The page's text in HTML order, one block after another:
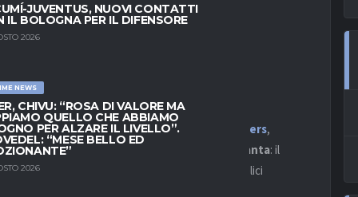
JUVENTUS, NUOVI CONTATTI
IL BOLOGNA PER IL DIFENSORE
2026
NEWS
CHIVU: “ROSA DI VALORE MA
QUELLO CHE ABBIAMO
PER ALZARE IL LIVELLO”.
“MESE BELLO ED
2026
LAMMERS, È
e l’operazione può definirsi conclusa. Lammers,
del Atalanta: il
poiGasperini
blocco la sua cessione visti i molteplici